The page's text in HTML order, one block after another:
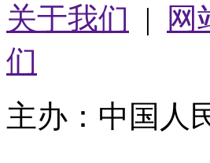
关于我们 | 网
们
主办：中国人